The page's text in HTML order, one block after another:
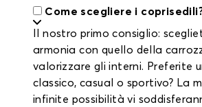
Come scegliere i
Il nostro primo consiglio:
armonia con quello della
valorizzare gli interni. Preferite
classico, casual o sportivo? La
infinite possibilità vi